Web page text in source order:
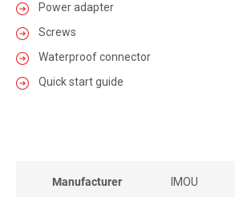
Power adapter
Screws
Waterproof connector
Quick start guide
Manufacturer IMOU